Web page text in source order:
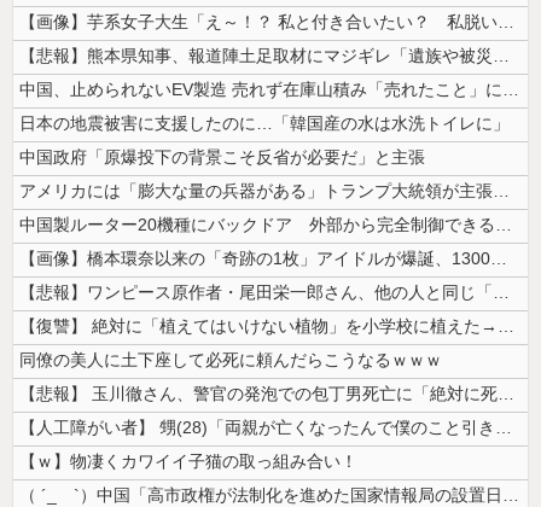
【画像】芋系女子大生「え～！？ 私と付き合いたい？ 私脱いだらこんなん...
【悲報】熊本県知事、報道陣土足取材にマジギレ「遺族や被災者から強い不満...
中国、止められないEV製造 売れず在庫山積み「売れたこと」にして補助金...
日本の地震被害に支援したのに…「韓国産の水は水洗トイレに」
中国政府「原爆投下の背景こそ反省が必要だ」と主張
アメリカには「膨大な量の兵器がある」トランプ大統領が主張…在庫枯渇の報...
中国製ルーター20機種にバックドア 外部から完全制御できる機能が仕込ま...
【画像】橋本環奈以来の「奇跡の1枚」アイドルが爆誕、1300万回表示を...
【悲報】ワンピース原作者・尾田栄一郎さん、他の人と同じ「漫画家」という...
【復讐】 絶対に「植えてはいけない植物」を小学校に植えた→20年経って...
同僚の美人に土下座して必死に頼んだらこうなるｗｗｗ
【悲報】 玉川徹さん、警官の発泡での包丁男死亡に「絶対に死刑にならない...
【人工障がい者】 甥(28)「両親が亡くなったんで僕のこと引き取ってほ...
【ｗ】物凄くカワイイ子猫の取っ組み合い！
（ ´_ゝ`）中国「高市政権が法制化を進めた国家情報局の設置日が7月3...